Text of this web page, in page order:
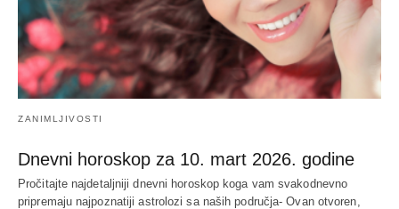
ZANIMLJIVOSTI
Dnevni horoskop za 10. mart 2026. godine
Pročitajte najdetaljniji dnevni horoskop koga vam svakodnevno
pripremaju najpoznatiji astrolozi sa naših područja- Ovan otvoren,